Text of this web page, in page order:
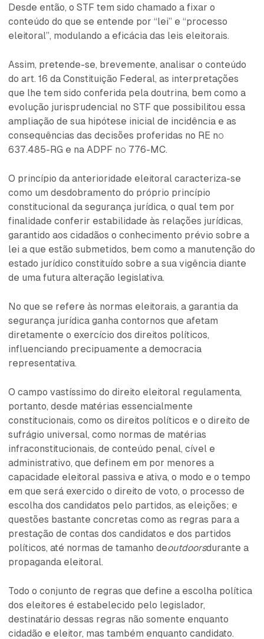
Desde então, o STF tem sido chamado a fixar o
conteúdo do que se entende por “lei” e “processo
eleitoral”, modulando a eficácia das leis eleitorais.
Assim, pretende-se, brevemente, analisar o conteúdo
do art. 16 da Constituição Federal, as interpretações
que lhe tem sido conferida pela doutrina, bem como a
evolução jurisprudencial no STF que possibilitou essa
ampliação de sua hipótese inicial de incidência e as
consequências das decisões proferidas no RE nº
637.485-RG e na ADPF nº 776-MC.
O princípio da anterioridade eleitoral caracteriza-se
como um desdobramento do próprio princípio
constitucional da segurança jurídica, o qual tem por
finalidade conferir estabilidade às relações jurídicas,
garantido aos cidadãos o conhecimento prévio sobre a
lei a que estão submetidos, bem como a manutenção do
estado jurídico constituído sobre a sua vigência diante
de uma futura alteração legislativa.
No que se refere às normas eleitorais, a garantia da
segurança jurídica ganha contornos que afetam
diretamente o exercício dos direitos políticos,
influenciando precipuamente a democracia
representativa.
O campo vastíssimo do direito eleitoral regulamenta,
portanto, desde matérias essencialmente
constitucionais, como os direitos políticos e o direito de
sufrágio universal, como normas de matérias
infraconstitucionais, de conteúdo penal, cível e
administrativo, que definem em por menores a
capacidade eleitoral passiva e ativa, o modo e o tempo
em que será exercido o direito de voto, o processo de
escolha dos candidatos pelo partidos, as eleições; e
questões bastante concretas como as regras para a
prestação de contas dos candidatos e dos partidos
políticos, até normas de tamanho deoutdoorsdurante a
propaganda eleitoral.
Todo o conjunto de regras que define a escolha política
dos eleitores é estabelecido pelo legislador,
destinatário dessas regras não somente enquanto
cidadão e eleitor, mas também enquanto candidato.